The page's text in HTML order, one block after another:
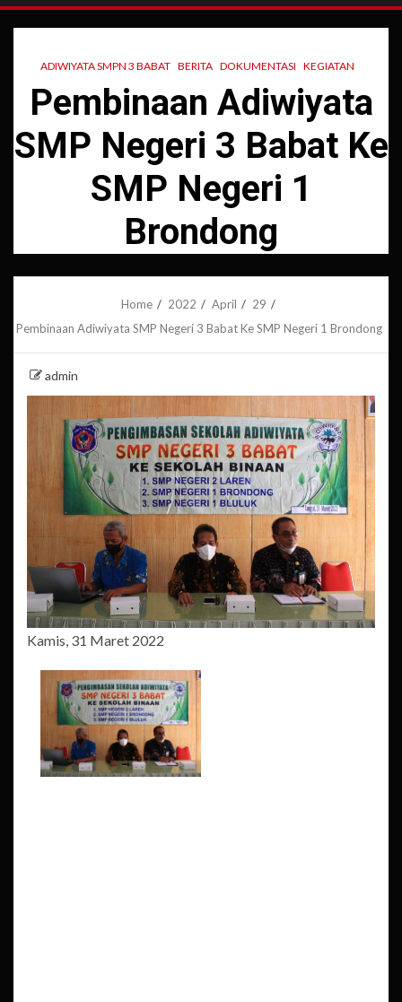
ADIWIYATA SMPN 3 BABAT BERITA DOKUMENTASI KEGIATAN
Pembinaan Adiwiyata
SMP Negeri 3 Babat Ke
SMP Negeri 1
Brondong
Home 2022 April
29
Pembinaan Adiwiyata SMP Negeri 3 Babat Ke SMP Negeri 1 Brondong
admin
Kamis, 31 Maret 2022